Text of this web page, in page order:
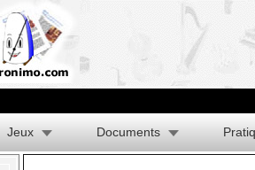
Jeux Documents